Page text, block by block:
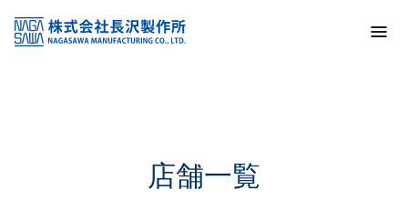
KSS加盟店・取扱店情報
店舗一覧
店舗一覧